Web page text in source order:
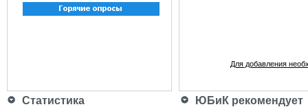
Для добавления
Статистика ЮБиК рекомендует